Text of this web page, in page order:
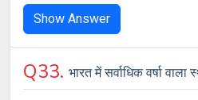
Show Answer
Q33. भारत में सर्वाधिक वर्षा वाला